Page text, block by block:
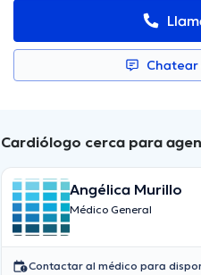
Cardiólogo cerca para
Angélica Murillo
Médico General
Contactar al médico para